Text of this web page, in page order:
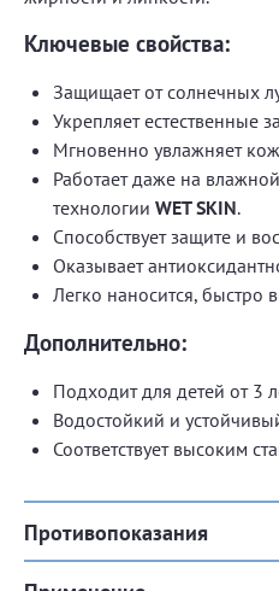
Ключевые свойства:
Защищает от солнечных
Укрепляет естественные
Мгновенно увлажняет
Работает даже на
технологии WET SKIN.
Способствует защите и
Оказывает
Легко наносится, быстро
Дополнительно:
Подходит для детей от 3
Водостойкий и
Соответствует высоким
Противопоказания